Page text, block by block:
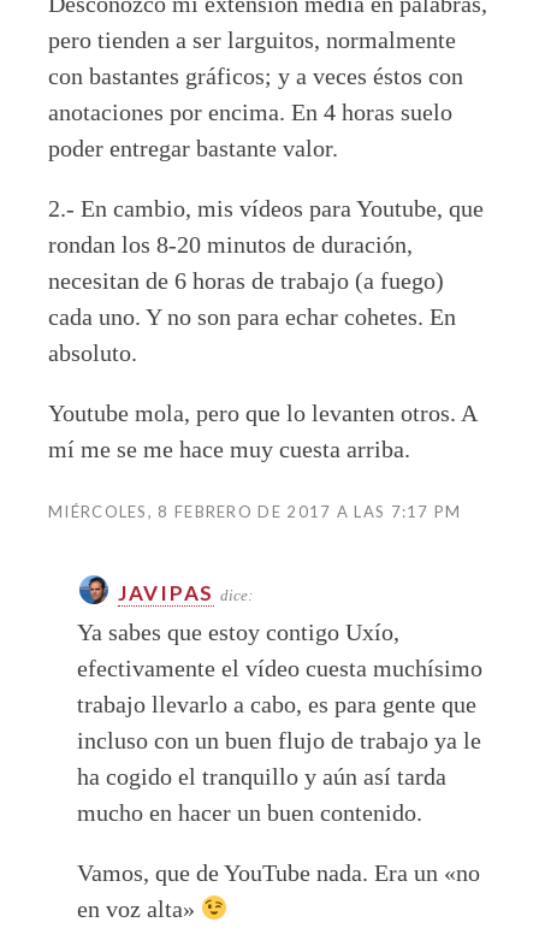
pero tienden a ser larguitos, normalmente
con bastantes gráficos; y a veces éstos con
anotaciones por encima. En 4 horas suelo
poder entregar bastante valor.
2.- En cambio, mis vídeos para Youtube, que
rondan los 8-20 minutos de duración,
necesitan de 6 horas de trabajo (a fuego)
cada uno. Y no son para echar cohetes. En
absoluto.
Youtube mola, pero que lo levanten otros. A
mí me se me hace muy cuesta arriba.
MIÉRCOLES, 8 FEBRERO DE 2017 A LAS 7:17 PM
JAVIPAS dice:
Ya sabes que estoy contigo Uxío,
efectivamente el vídeo cuesta muchísimo
trabajo llevarlo a cabo, es para gente que
incluso con un buen flujo de trabajo ya le
ha cogido el tranquillo y aún así tarda
mucho en hacer un buen contenido.
Vamos, que de YouTube nada. Era un «no
en voz alta»